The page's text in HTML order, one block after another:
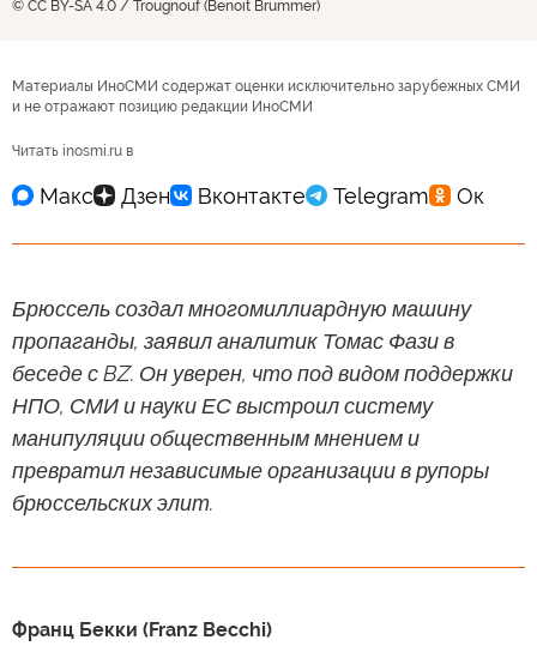
© CC BY-SA 4.0 / Trougnouf (Benoit Brummer)
Материалы ИноСМИ содержат оценки исключительно зарубежных СМИ
и не отражают позицию редакции ИноСМИ
Читать inosmi.ru в
Брюссель создал многомиллиардную машину
пропаганды, заявил аналитик Томас Фази в
беседе с BZ. Он уверен, что под видом поддержки
НПО, СМИ и науки ЕС выстроил систему
манипуляции общественным мнением и
превратил независимые организации в рупоры
брюссельских элит.
Франц Бекки (Franz Becchi)